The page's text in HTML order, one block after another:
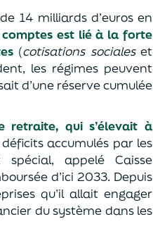
14 milliards d’euros en
comptes est lié à la forte
(cotisations socialeset
les régimes peuvent
d’une réserve cumulée
qui s’élevait à
accumulés par les
appelé Caisse
d’ici 2033. Depuis
qu’il allait engager
du système dans les